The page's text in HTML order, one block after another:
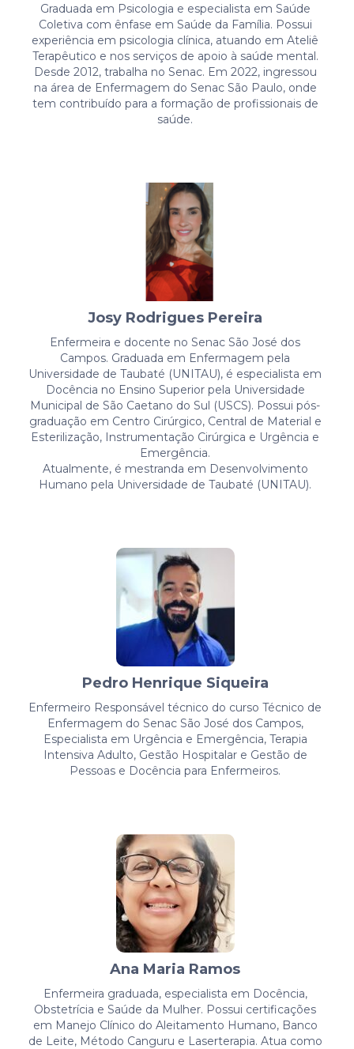
Graduada em Psicologia e especialista em Saúde
Coletiva com ênfase em Saúde da Família. Possui
experiência em psicologia clínica, atuando em Ateliê
Terapêutico e nos serviços de apoio à saúde mental.
Desde 2012, trabalha no Senac. Em 2022, ingressou
na área de Enfermagem do Senac São Paulo, onde
tem contribuído para a formação de profissionais de
saúde.
Josy Rodrigues Pereira
Enfermeira e docente no Senac São José dos
Campos. Graduada em Enfermagem pela
Universidade de Taubaté (UNITAU), é especialista em
Docência no Ensino Superior pela Universidade
Municipal de São Caetano do Sul (USCS). Possui pós-
graduação em Centro Cirúrgico, Central de Material e
Esterilização, Instrumentação Cirúrgica e Urgência e
Emergência.
Atualmente, é mestranda em Desenvolvimento
Humano pela Universidade de Taubaté (UNITAU).
Pedro Henrique Siqueira
Enfermeiro Responsável técnico do curso Técnico de
Enfermagem do Senac São José dos Campos,
Especialista em Urgência e Emergência, Terapia
Intensiva Adulto, Gestão Hospitalar e Gestão de
Pessoas e Docência para Enfermeiros.
Ana Maria Ramos
Enfermeira graduada, especialista em Docência,
Obstetrícia e Saúde da Mulher. Possui certificações
em Manejo Clínico do Aleitamento Humano, Banco
de Leite, Método Canguru e Laserterapia. Atua como